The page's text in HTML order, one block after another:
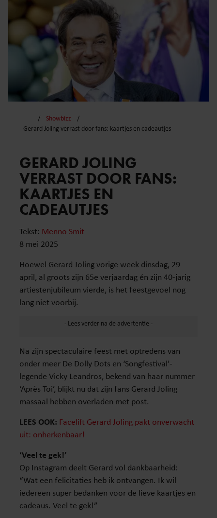
Showbizz
Gerard Joling verrast door fans: kaartjes en cadeautjes
GERARD JOLING
VERRAST DOOR FANS:
KAARTJES EN
CADEAUTJES
Tekst: Menno Smit
8 mei 2025
Hoewel Gerard Joling vorige week dinsdag, 29
april, al groots zijn 65e verjaardag én zijn 40-jarig
artiestenjubileum vierde, is het feestgevoel nog
lang niet voorbij.
Na zijn spectaculaire feest met optredens van
onder meer De Dolly Dots en ‘Songfestival’-
legende Vicky Leandros, bekend van haar nummer
‘Après Toi’, blijkt nu dat zijn fans Gerard Joling
massaal hebben overladen met post.
LEES OOK: Facelift Gerard Joling pakt onverwacht
uit: onherkenbaar!
‘Veel te gek!’
Op Instagram deelt Gerard vol dankbaarheid:
“Wat een felicitaties heb ik ontvangen. Ik wil
iedereen super bedanken voor de lieve kaartjes en
cadeaus. Veel te gek!”